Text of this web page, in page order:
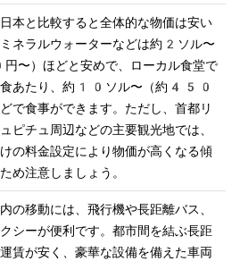
本と比較すると全体的な物価は安い
ネラルウォーターなどは約2ソル〜
〜）ほどと安めで、ローカル食堂で
食あたり、約10ソル〜（約450
で食事ができます。ただし、首都リ
ピチュ周辺などの主要観光地では、
の料金設定により物価が高くなる傾
の移動には、飛行機や長距離バス、
シーが便利です。都市間を結ぶ長距
賃が安く、豪華な設備を備えた車両